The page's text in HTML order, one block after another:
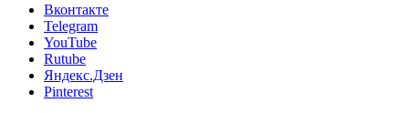
Вконтакте
Telegram
YouTube
Rutube
Яндекс.Дзен
Pinterest